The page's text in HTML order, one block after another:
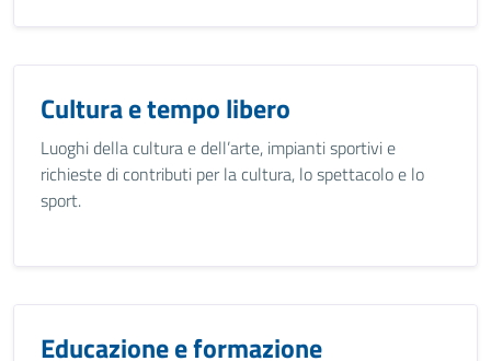
Cultura e tempo libero
Luoghi della cultura e dell’arte, impianti sportivi e
richieste di contributi per la cultura, lo spettacolo e lo
sport.
Educazione e formazione